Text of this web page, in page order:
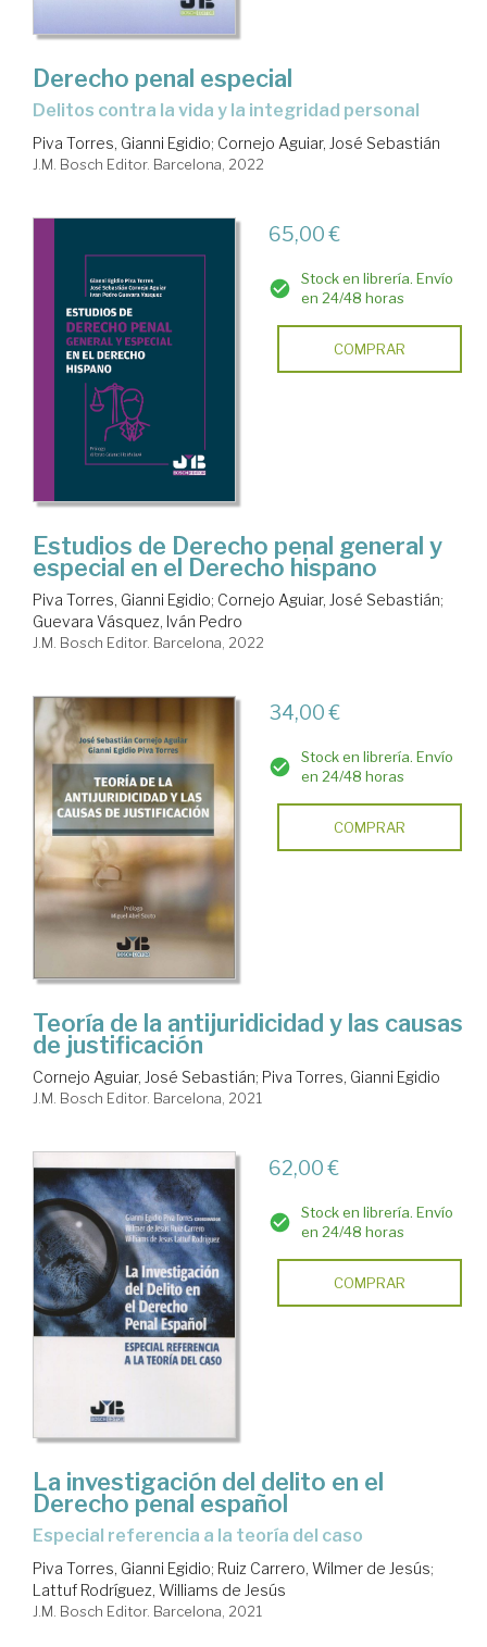
Derecho penal especial
delitos contra la vida y la integridad personal
Piva Torres, Gianni Egidio; Cornejo Aguiar, José Sebastián
J.M. Bosch Editor. Barcelona, 2022
65,00 €
Stock en librería. Envío
en 24/48 horas
COMPRAR
Estudios de Derecho penal general y
especial en el Derecho hispano
Piva Torres, Gianni Egidio; Cornejo Aguiar, José Sebastián;
Guevara Vásquez, Iván Pedro
J.M. Bosch Editor. Barcelona, 2022
34,00 €
Stock en librería. Envío
en 24/48 horas
COMPRAR
Teoría de la antijuridicidad y las causas
de justificación
Cornejo Aguiar, José Sebastián; Piva Torres, Gianni Egidio
J.M. Bosch Editor. Barcelona, 2021
62,00 €
Stock en librería. Envío
en 24/48 horas
COMPRAR
La investigación del delito en el
Derecho penal español
especial referencia a la teoría del caso
Piva Torres, Gianni Egidio; Ruiz Carrero, Wilmer de Jesús;
Lattuf Rodríguez, Williams de Jesús
J.M. Bosch Editor. Barcelona, 2021